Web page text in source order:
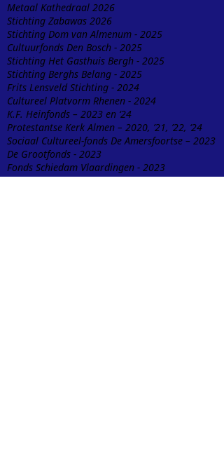
Metaal Kathedraal 2026
Stichting Zabawas 2026
Stichting Dom van Almenum - 2025
Cultuurfonds Den Bosch - 2025
Stichting Het Gasthuis Bergh - 2025
Stichting Berghs Belang - 2025
Frits Lensveld Stichting - 2024
Cultureel Platvorm Rhenen - 2024
K.F. Heinfonds – 2023 en ‘24
Protestantse Kerk Almen – 2020, ’21, ’22, ‘24
Sociaal Cultureel-fonds De Amersfoortse – 2023
De Grootfonds - 2023
Fonds Schiedam Vlaardingen - 2023